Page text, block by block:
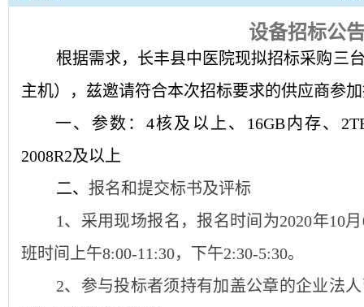
设备招标公
根据需求，长丰县中医院现拟招标采购三
主机），兹邀请符合本次招标要求的供应商参
一、参数： 4核及以上、16GB内存、
2008R2及以上
二、 报名和提交标书及评标
1、采用现场报名，报名时间为2020年10月
班时间上午8:00-11:30，下午2:30-5:30。
2、参与投标者须持有加盖公章的企业法